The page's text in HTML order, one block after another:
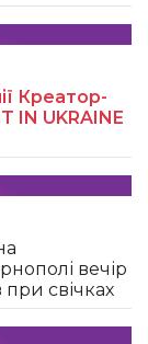
Креатор-
IN UKRAINE
вечір
свічках